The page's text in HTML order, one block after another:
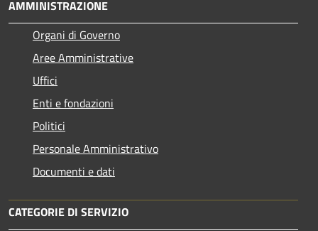
AMMINISTRAZIONE
Organi di Governo
Aree Amministrative
Uffici
Enti e fondazioni
Politici
Personale Amministrativo
Documenti e dati
CATEGORIE DI SERVIZIO